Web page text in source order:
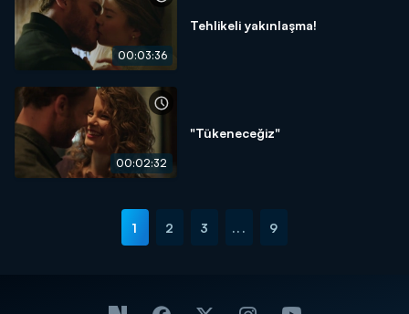
00:03:36
Tehlikeli yakınlaşma!
00:02:32
"Tükeneceğiz"
1 2 3 ... 9